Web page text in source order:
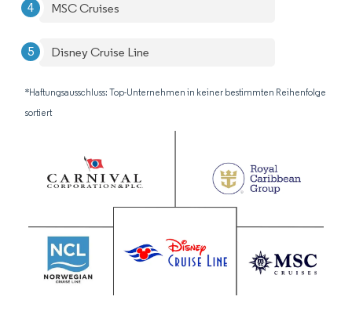
MSC Cruises
Disney Cruise Line
*Haftungsausschluss: Top-Unternehmen in keiner bestimmten Reihenfolge
sortiert